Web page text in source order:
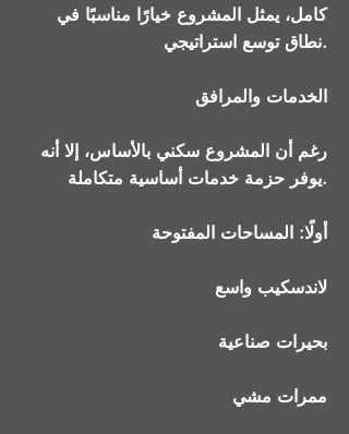
كامل، يمثل المشروع خيارًا مناسبًا في
نطاق توسع استراتيجي.
الخدمات والمرافق
رغم أن المشروع سكني بالأساس، إلا أنه
يوفر حزمة خدمات أساسية متكاملة.
أولًا: المساحات المفتوحة
لاندسكيب واسع
بحيرات صناعية
ممرات مشي